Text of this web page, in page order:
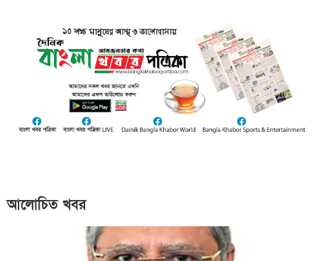
আলোচিত খবর